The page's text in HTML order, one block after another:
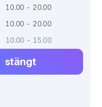
10.00 - 20.00
10.00 - 20.00
10.00 - 15.00
stängt